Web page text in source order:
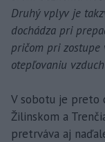
Druhý vplyv je
dochádza pri
pričom pri
otepľovaniu
V sobotu je preto
Žilinskom a
pretrváva aj